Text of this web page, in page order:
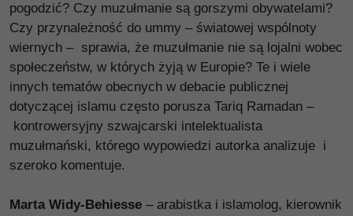
pogodzić? Czy muzułmanie są gorszymi obywatelami?
Czy przynależność do ummy – światowej wspólnoty
wiernych – sprawia, że muzułmanie nie są lojalni wobec
społeczeństw, w których żyją w Europie? Te i wiele
innych tematów obecnych w debacie publicznej
dotyczącej islamu często porusza Tariq Ramadan –
kontrowersyjny szwajcarski intelektualista
muzułmański, którego wypowiedzi autorka analizuje i
szeroko komentuje.
Marta Widy-Behiesse – arabistka i islamolog, kierownik